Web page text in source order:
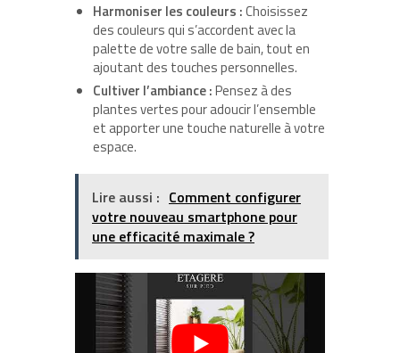
Harmoniser les couleurs :Choisissez
des couleurs qui s’accordent avec la
palette de votre salle de bain, tout en
ajoutant des touches personnelles.
Cultiver l’ambiance :Pensez à des
plantes vertes pour adoucir l’ensemble
et apporter une touche naturelle à votre
espace.
Lire aussi : Comment configurer
votre nouveau smartphone pour
une efficacité maximale ?